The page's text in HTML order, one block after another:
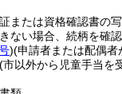
または資格確認書の
ない場合、続柄を確
)(申請者または配偶者
(市以外から児童手当を